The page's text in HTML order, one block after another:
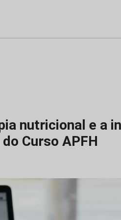
nutricional e a
Curso APFH